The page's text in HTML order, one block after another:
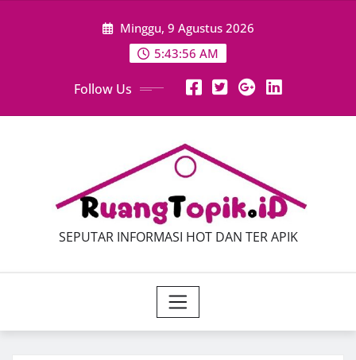
Minggu, 9 Agustus 2026
5:43:56 AM
Follow Us
SEPUTAR INFORMASI HOT DAN TER APIK